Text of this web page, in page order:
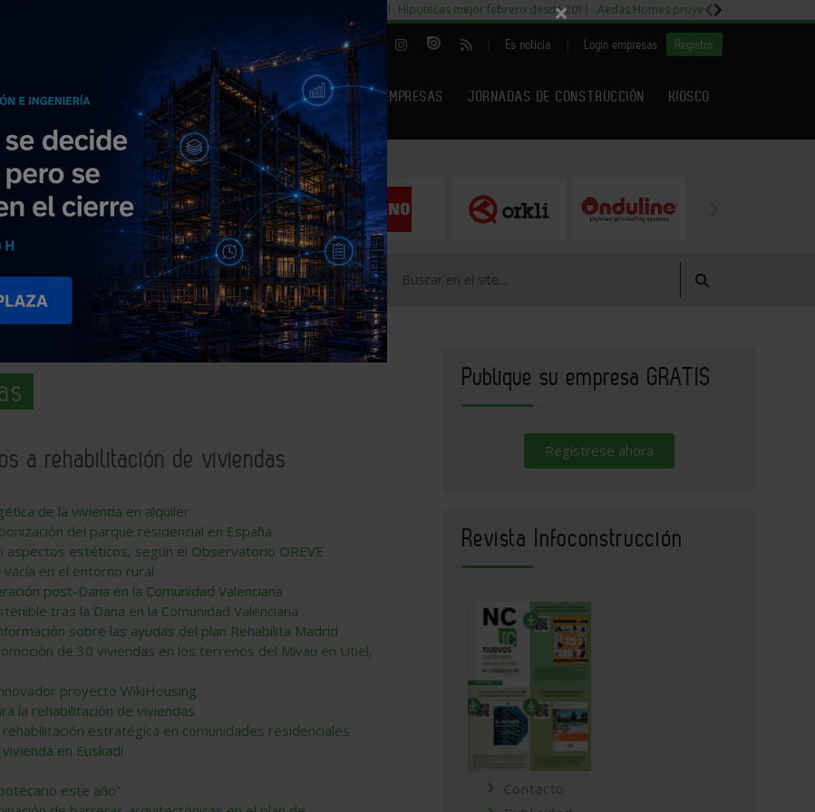
29% cambiar al alquiler temporal Hipotecas mejor febrero desde 2011 Aedas Homes proyecto Fiora
| Es noticia Login empresas Registro
NOTICIAS PRODUCTOS AGENDA ARTÍCULOS EMPRESAS JORNADAS DE CONSTRUCCIÓN KIOSCO
EMPRESAS PREMIUM
a rehabilitación de viviendas
de la vivienda en alquiler
del parque residencial en España
aspectos estéticos, según el Observatorio OREVE
en el entorno rural
post-Dana en la Comunidad Valenciana
tras la Dana en la Comunidad Valenciana
sobre las ayudas del plan Rehabilita Madrid
de 30 viviendas en los terrenos del Mivau en Utiel,
proyecto WikiHousing
la rehabilitación de viviendas
estratégica en comunidades residenciales
en Euskadi
este año”
Publique su empresa GRATIS
Regístrese ahora
Revista Infoconstrucción
Contacto
×